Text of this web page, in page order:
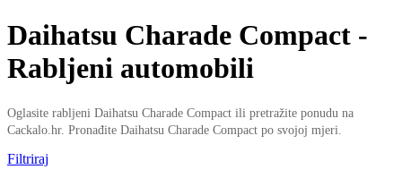
Daihatsu Charade Compact -
Rabljeni automobili
Oglasite rabljeni Daihatsu Charade Compact ili pretražite ponudu na
Cackalo.hr. Pronađite Daihatsu Charade Compact po svojoj mjeri.
Filtriraj